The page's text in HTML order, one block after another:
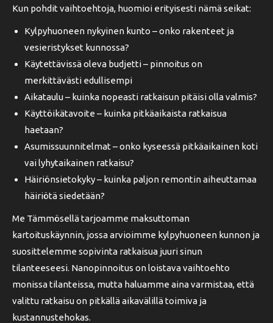
Kun pohdit vaihtoehtoja, huomioi erityisesti nämä seikat:
Kylpyhuoneen nykyinen kunto – onko rakenteet ja
vesieristykset kunnossa?
Käytettävissä oleva budjetti – pinnoitus on
merkittävästi edullisempi
Aikataulu – kuinka nopeasti ratkaisun pitäisi olla valmis?
Käyttöikätavoite – kuinka pitkäaikaista ratkaisua
haetaan?
Asumissuunnitelmat – onko kyseessä pitkäaikainen koti
vai lyhytaikainen ratkaisu?
Häiriönsietokyky – kuinka paljon remontin aiheuttamaa
häiriötä siedetään?
Me Tämmösellä tarjoamme maksuttoman
kartoituskäynnin, jossa arvioimme kylpyhuoneen kunnon ja
suosittelemme sopivinta ratkaisua juuri sinun
tilanteeseesi. Nanopinnoitus on loistava vaihtoehto
monissa tilanteissa, mutta haluamme aina varmistaa, että
valittu ratkaisu on pitkällä aikavälillä toimiva ja
kustannustehokas.